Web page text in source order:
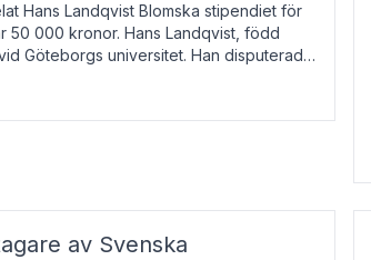
Hans Landqvist Blomska stipendiet för
50 000 kronor. Hans Landqvist, född
Göteborgs universitet. Han disputerade
av Svenska